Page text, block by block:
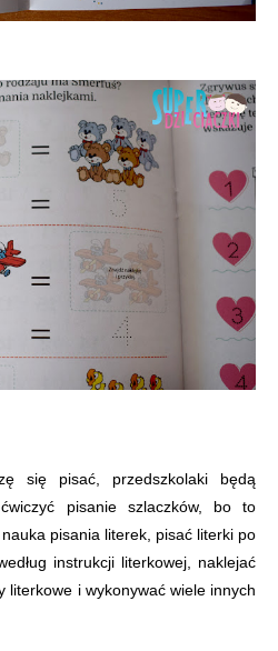
się pisać, przedszkolaki będą
pisanie szlaczków, bo to
pisania literek, pisać literki po
instrukcji literkowej, naklejać
literkowe i wykonywać wiele innych